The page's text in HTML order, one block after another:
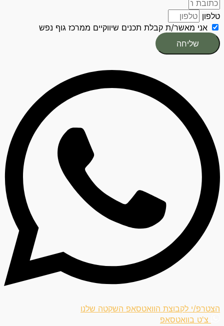
טלפון
אני מאשר/ת קבלת תכנים שיווקיים ממרכז גוף נפש
שליחה
הצטרפ/י לקבוצת הוואטסאפ השקטה שלנו
צ'ט בוואטסאפ